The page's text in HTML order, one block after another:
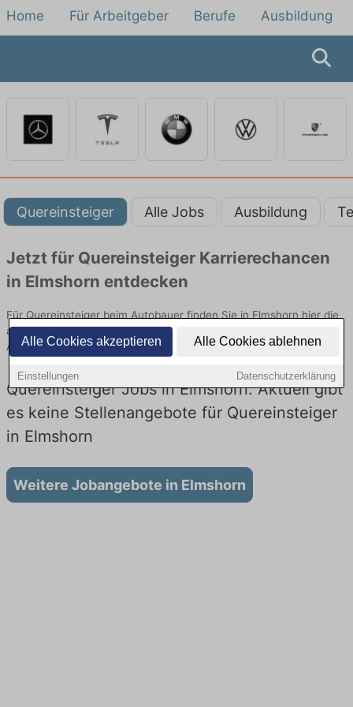
Alle Cookies akzeptieren Alle Cookies ablehnen
Einstellungen Datenschutzerklärung
Home Für Arbeitgeber Berufe Ausbildung
Quereinsteiger Alle Jobs Ausbildung
Jetzt für Quereinsteiger Karrierechancen
in Elmshorn entdecken
Für Quereinsteiger beim Autobauer finden Sie in Elmshorn hier die
aktuellsten Angebote. Entdecken Sie freie Optionen von Top-
Arbeitgebern und bewerben Sie sich noch heute.
Quereinsteiger Jobs in Elmshorn: Aktuell gibt
es keine Stellenangebote für Quereinsteiger
in Elmshorn
Weitere Jobangebote in Elmshorn